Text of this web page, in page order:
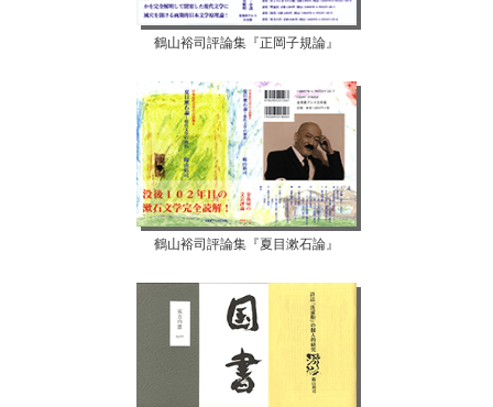
鶴山裕司評論集『正岡子規論』
鶴山裕司評論集『夏目漱石論』